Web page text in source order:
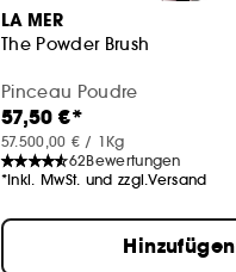
LA MER
The Powder Brush
Pinceau Poudre
57,50 €*
57.500,00 € / 1Kg
62Bewertungen
*Inkl. MwSt. und zzgl.Versand
Hinzufügen